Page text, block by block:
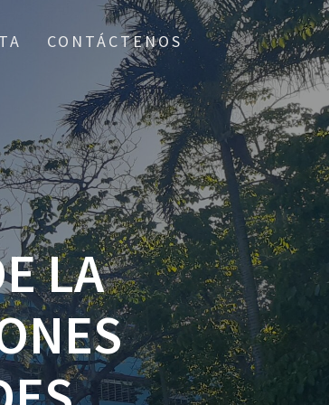
CONTÁCTENOS
LA